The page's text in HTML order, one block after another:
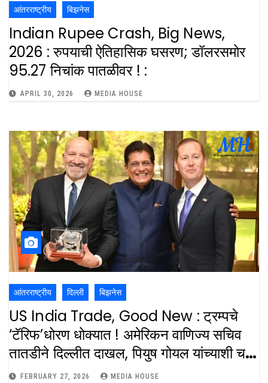
आंतरराष्ट्रीय बिझनेस
Indian Rupee Crash, Big News,
2026 : रुपयाची ऐतिहासिक घसरण; डॉलरसमोर
95.27 निचांक पातळीवर ! :
APRIL 30, 2026 MEDIA HOUSE
आंतरराष्ट्रीय दिल्ली बिझनेस
US India Trade, Good New : ट्रम्पचे
‘टॅरिफ’धोरण धोक्यात ! अमेरिकन वाणिज्य सचिव
तातडीने दिल्लीत दाखल, पियुष गोयल यांच्याशी चर्चा
: US Commerce Secreatary
FEBRUARY 27, 2026 MEDIA HOUSE